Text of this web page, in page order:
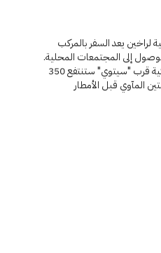
لراخين يعد السفر بالمركب
إلى المجتمعات المحلية.
في جزر "بوكتاو" النائية قرب "سيتوي" ستنتفع 350
المآوي قبل الأمطار